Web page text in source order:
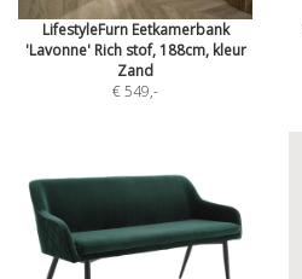
LifestyleFurn Eetkamerbank
'Lavonne' Rich stof, 188cm, kleur
Zand
€ 549,-